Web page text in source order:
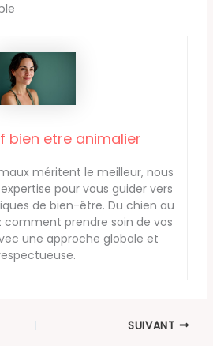
bien etre animalier
méritent le meilleur, nous
pour vous guider vers
de bien-être. Du chien au
comment prendre soin de vos
une approche globale et
SUIVANT